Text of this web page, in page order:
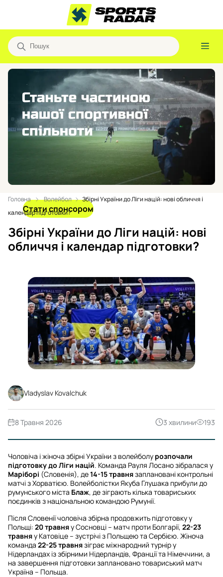
Стати спонсором
Головна Волейбол
Збірні України до Ліги націй: нові обличчя і
календар підготовки?
Збірні України до Ліги націй: нові
обличчя і календар підготовки?
Vladyslav Kovalchuk
3 хвилини 193
8 Травня 2026
Чоловіча і жіноча збірні України з волейболу розпочали
підготовку до Ліги націй. Команда Рауля Лосано зібралася у
Маріборі (Словенія), де14-15 травнязаплановані контрольні
матчі з Хорватією. Волейболістки Якуба Глушака прибули до
румунського міста Блаж, де зіграють кілька товариських
поєдинків з національною командою Румунії.
Після Словенії чоловіча збірна продовжить підготовку у
Польщі: 20 травняу Сосновці – матч проти Болгарії, 22-23
травняу Катовіце – зустрічі з Польщею та Сербією. Жіноча
команда 22-25 травнязіграє міжнародний турнір у
Нідерландах із збірними Нідерландів, Франції та Німеччини, а
на завершення підготовки заплановано товариський матч
Україна – Польща.